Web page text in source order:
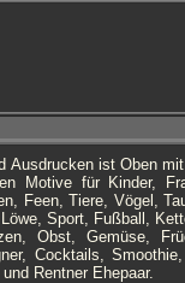
Ausdrucken ist Oben
Motive für Kinder,
Feen, Tiere, Vögel,
Sport, Fußball,
Obst, Gemüse,
Cocktails,
Rentner Ehepaar.